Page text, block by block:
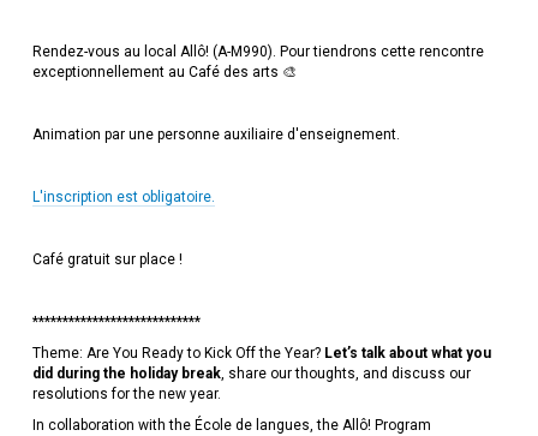
Rendez-vous au local Allô! (A-M990). Pour tiendrons cette rencontre
exceptionnellement au Café des arts 🎨
Animation par une personne auxiliaire d'enseignement.
L'inscription est obligatoire.
Café gratuit sur place !
****************************
Theme: Are You Ready to Kick Off the Year? Let’s talk about what you
did during the holiday break, share our thoughts, and discuss our
resolutions for the new year.
In collaboration with the École de langues, the Allô! Program